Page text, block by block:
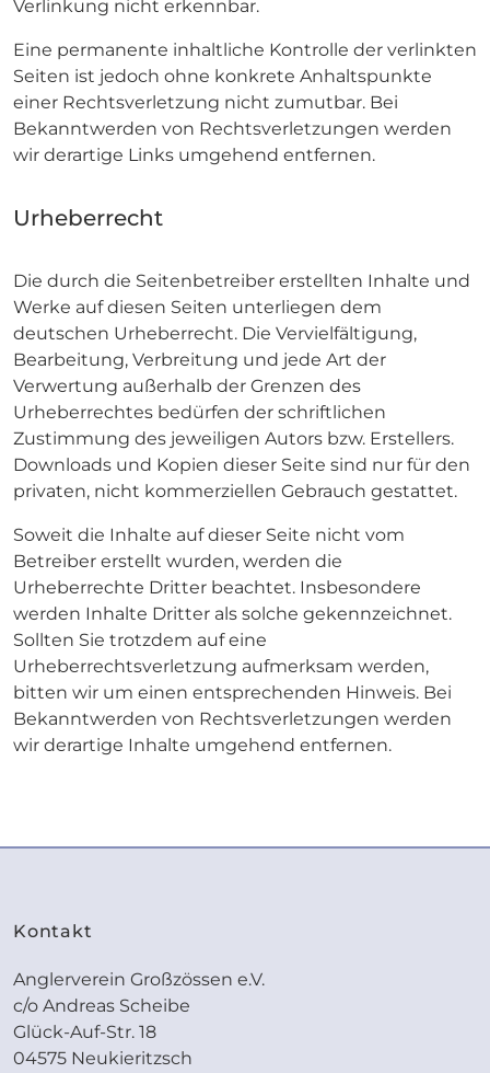
Verlinkung nicht erkennbar.
Eine permanente inhaltliche Kontrolle der verlinkten
Seiten ist jedoch ohne konkrete Anhaltspunkte
einer Rechtsverletzung nicht zumutbar. Bei
Bekanntwerden von Rechtsverletzungen werden
wir derartige Links umgehend entfernen.
Urheberrecht
Die durch die Seitenbetreiber erstellten Inhalte und
Werke auf diesen Seiten unterliegen dem
deutschen Urheberrecht. Die Vervielfältigung,
Bearbeitung, Verbreitung und jede Art der
Verwertung außerhalb der Grenzen des
Urheberrechtes bedürfen der schriftlichen
Zustimmung des jeweiligen Autors bzw. Erstellers.
Downloads und Kopien dieser Seite sind nur für den
privaten, nicht kommerziellen Gebrauch gestattet.
Soweit die Inhalte auf dieser Seite nicht vom
Betreiber erstellt wurden, werden die
Urheberrechte Dritter beachtet. Insbesondere
werden Inhalte Dritter als solche gekennzeichnet.
Sollten Sie trotzdem auf eine
Urheberrechtsverletzung aufmerksam werden,
bitten wir um einen entsprechenden Hinweis. Bei
Bekanntwerden von Rechtsverletzungen werden
wir derartige Inhalte umgehend entfernen.
Kontakt
Anglerverein Großzössen e.V.
c/o Andreas Scheibe
Glück-Auf-Str. 18
04575 Neukieritzsch